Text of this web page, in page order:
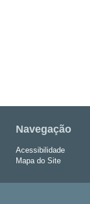
Navegação
Acessibilidade
Mapa do Site